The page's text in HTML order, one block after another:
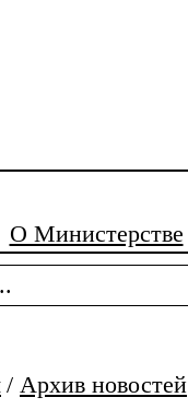
О Министерстве
/ Архив новостей